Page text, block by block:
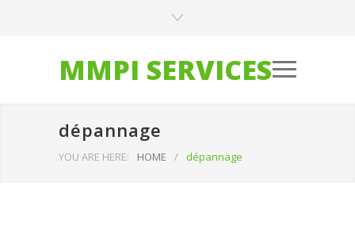
MMPI SERVICES
dépannage
YOU ARE HERE: HOME / dépannage